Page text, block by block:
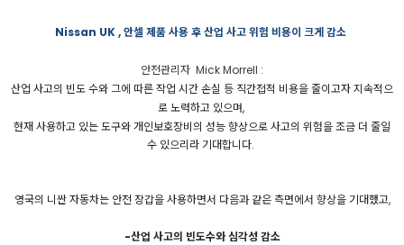
Nissan UK ,안셀 제품 사용 후 산업 사고 위험 비용이 크게 감소
안전관리자 Mick Morrell :
산업 사고의 빈도 수와 그에 따른 작업 시간 손실 등 직간접적 비용을 줄이고자 지속적으
로 노력하고 있으며,
현재 사용하고 있는 도구와 개인보호장비의 성능 향상으로 사고의 위험을 조금 더 줄일
수 있으리라 기대합니다.
영국의 니싼 자동차는 안전 장갑을 사용하면서 다음과 같은 측면에서 향상을 기대했고,
-산업 사고의 빈도수와 심각성 감소